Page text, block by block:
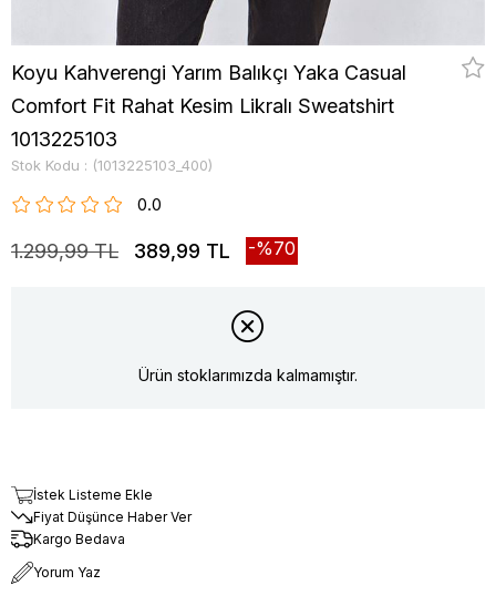
Koyu Kahverengi Yarım Balıkçı Yaka Casual
Comfort Fit Rahat Kesim Likralı Sweatshirt
1013225103
Stok Kodu (1013225103_400)
0.0
1.299,99 TL 389,99 TL 70
Ürün stoklarımızda kalmamıştır.
İstek Listeme Ekle
Fiyat Düşünce Haber Ver
Kargo Bedava
Yorum Yaz